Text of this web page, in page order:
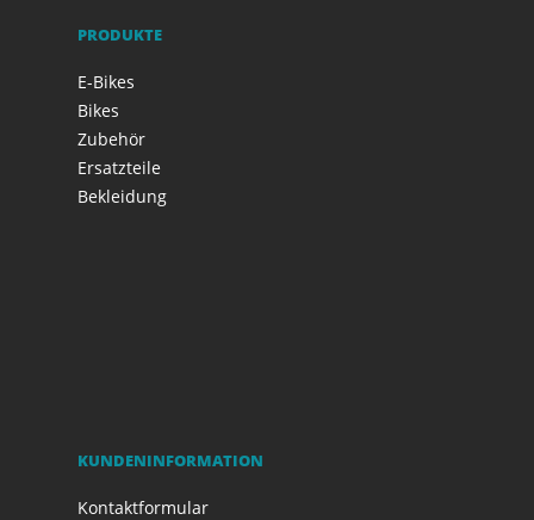
PRODUKTE
E-Bikes
Bikes
Zubehör
Ersatzteile
Bekleidung
KUNDENINFORMATION
Kontaktformular